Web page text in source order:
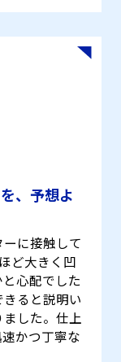
、予想よ
に接触して
ど大きく凹
心配でした
ると説明い
した。仕上
かつ丁寧な